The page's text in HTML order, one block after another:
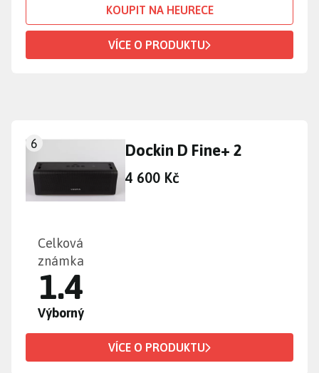
KOUPIT NA HEURECE
VÍCE O PRODUKTU
6 Dockin D Fine+ 2
4 600 Kč
Celková
známka
1.4
Výborný
VÍCE O PRODUKTU